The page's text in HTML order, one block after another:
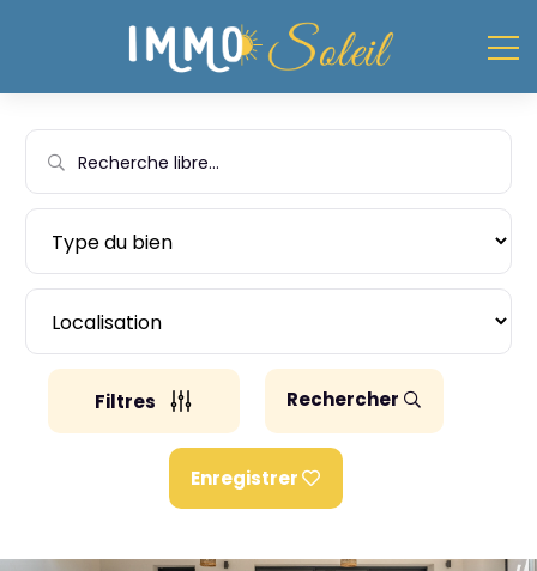
Filtres Rechercher
Enregistrer